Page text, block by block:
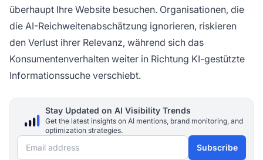
überhaupt Ihre Website besuchen. Organisationen, die
die AI-Reichweitenabschätzung ignorieren, riskieren
den Verlust ihrer Relevanz, während sich das
Konsumentenverhalten weiter in Richtung KI-gestützte
Informationssuche verschiebt.
Stay Updated on AI Visibility Trends
Get the latest insights on AI mentions, brand monitoring, and
optimization strategies.
Email address Subscribe